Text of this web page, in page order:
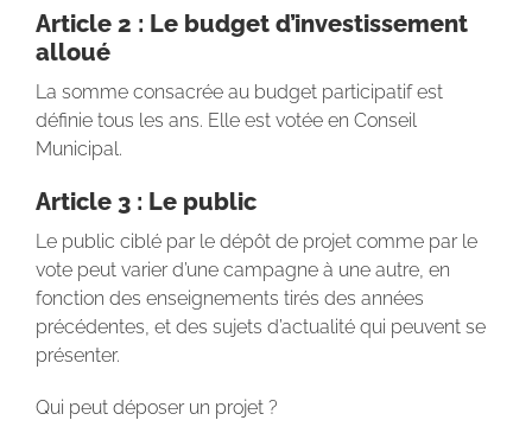
Article 2 : Le budget d’investissement
alloué
La somme consacrée au budget participatif est
définie tous les ans. Elle est votée en Conseil
Municipal.
Article 3 : Le public
Le public ciblé par le dépôt de projet comme par le
vote peut varier d’une campagne à une autre, en
fonction des enseignements tirés des années
précédentes, et des sujets d’actualité qui peuvent se
présenter.
Qui peut déposer un projet ?